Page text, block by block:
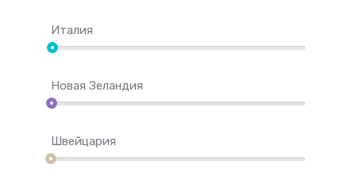
Италия
Новая Зеландия
Швейцария